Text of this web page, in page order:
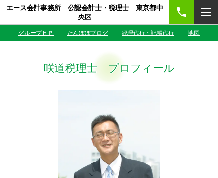
エース会計事務所 公認会計士・税理士 東京都中
央区
グループＨＰ たんぽぽブログ 経理代行・記帳代行 地図
咲道税理士 プロフィール